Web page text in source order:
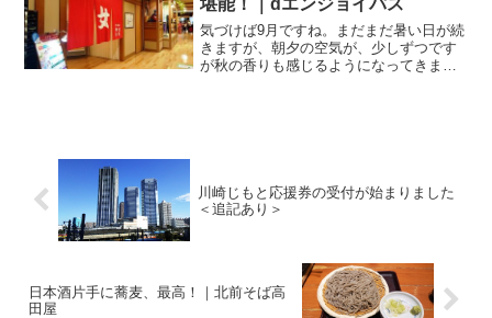
気づけば9月ですね。まだまだ暑い日が続
きますが、朝夕の空気が、少しずつです
が秋の香りも感じるようになってきまし
川崎じもと応援券の受付が始まりました
＜追記あり＞
日本酒片手に蕎麦、最高！｜北前そば高
田屋